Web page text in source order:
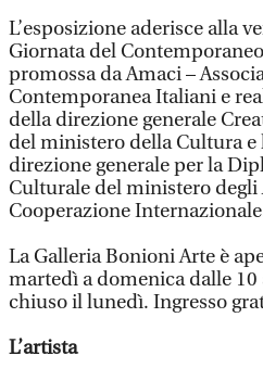
L’esposizione aderisce alla
Giornata del
promossa da Amaci –
Contemporanea Italiani e
della direzione generale
del ministero della Cultura
direzione generale per la
Culturale del ministero degli
Cooperazione
La Galleria Bonioni Arte è
martedì a domenica dalle 10
chiuso il lunedì. Ingresso
L’artista